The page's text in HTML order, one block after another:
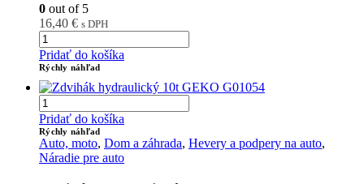
0 out of 5
16,40 € s DPH
Pridať do košíka
Rýchly náhľad
Pridať do košíka
Rýchly náhľad
Auto, moto, Dom a záhrada, Hevery a podpery na auto,
Náradie pre auto